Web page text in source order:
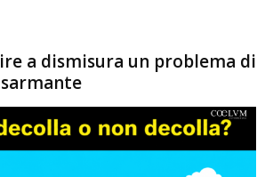
a dismisura un problema di